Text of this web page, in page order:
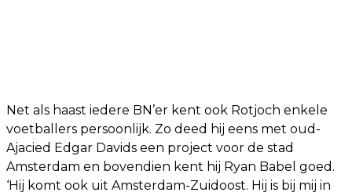
Net als haast iedere BN’er kent ook Rotjoch enkele
voetballers persoonlijk. Zo deed hij eens met oud-
Ajacied Edgar Davids een project voor de stad
Amsterdam en bovendien kent hij Ryan Babel goed.
‘Hij komt ook uit Amsterdam-Zuidoost. Hij is bij mij in